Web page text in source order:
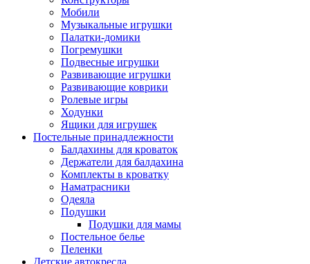
Мобили
Музыкальные игрушки
Палатки-домики
Погремушки
Подвесные игрушки
Развивающие игрушки
Развивающие коврики
Ролевые игры
Ходунки
Ящики для игрушек
Постельные принадлежности
Балдахины для кроваток
Держатели для балдахина
Комплекты в кроватку
Наматрасники
Одеяла
Подушки
Подушки для мамы
Постельное белье
Пеленки
Детские автокресла